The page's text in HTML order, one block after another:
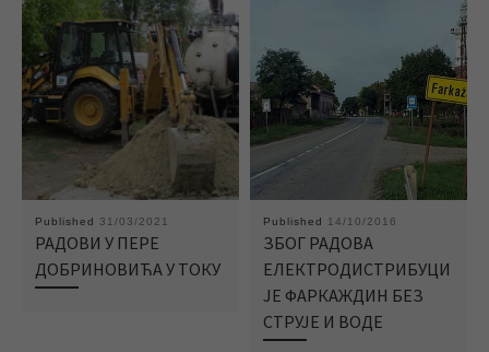
Published 31/03/2021
РАДОВИ У ПЕРЕ
ДОБРИНОВИЋА У ТОКУ
Published 14/10/2016
ЗБОГ РАДОВА
ЕЛЕКТРОДИСТРИБУЦИ
ЈЕ ФАРКАЖДИН БЕЗ
СТРУЈЕ И ВОДЕ